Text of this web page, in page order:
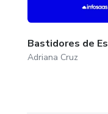
Bastidores de
Adriana Cruz